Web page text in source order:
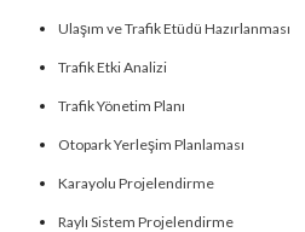
Ulaşım ve Trafik Etüdü Hazırlanması
Trafik Etki Analizi
Trafik Yönetim Planı
Otopark Yerleşim Planlaması
Karayolu Projelendirme
Raylı Sistem Projelendirme